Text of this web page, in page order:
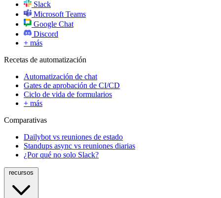
Slack
Microsoft Teams
Google Chat
Discord
+ más
Recetas de automatización
Automatización de chat
Gates de aprobación de CI/CD
Ciclo de vida de formularios
+ más
Comparativas
Dailybot vs reuniones de estado
Standups async vs reuniones diarias
¿Por qué no solo Slack?